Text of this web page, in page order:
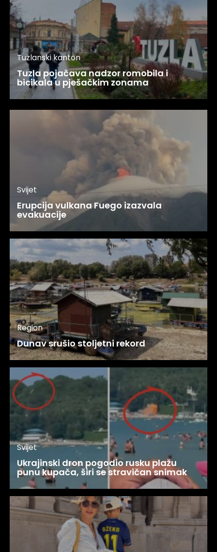
Tuzlanski kanton
Tuzla pojačava nadzor romobila i
bicikala u pješačkim zonama
Svijet
Erupcija vulkana Fuego izazvala
evakuacije
Region
Dunav srušio stoljetni rekord
Svijet
Ukrajinski dron pogodio rusku plažu
punu kupača, širi se stravičan snimak